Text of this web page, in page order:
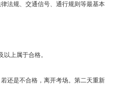
法规、交通信号、通行规则等最基本
上属于合格。
还是不合格，离开考场。第二天重新